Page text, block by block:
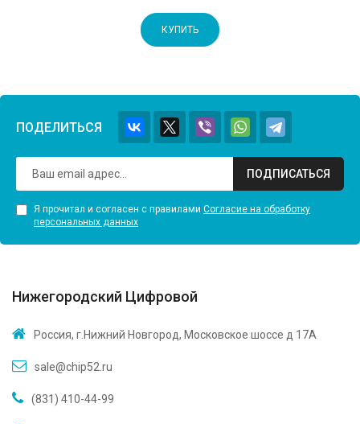
КУПИТЬ
ПОДЕЛИТЬСЯ
ПОДПИСАТЬСЯ
Я прочитал и согласен с правилами Согласие на обработку
персональных данных
Нижегородский Цифровой
Россия, г.Нижний Новгород, Московское шоссе д 17А
sale@chip52.ru
(831) 410-44-99